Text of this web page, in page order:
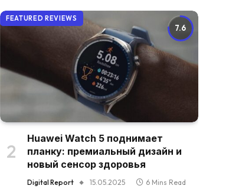
7.6
FEATURED REVIEWS
Huawei Watch 5 поднимает
планку: премиальный дизайн и
новый сенсор здоровья
Digital Report 15.05.2025 6 Mins Read